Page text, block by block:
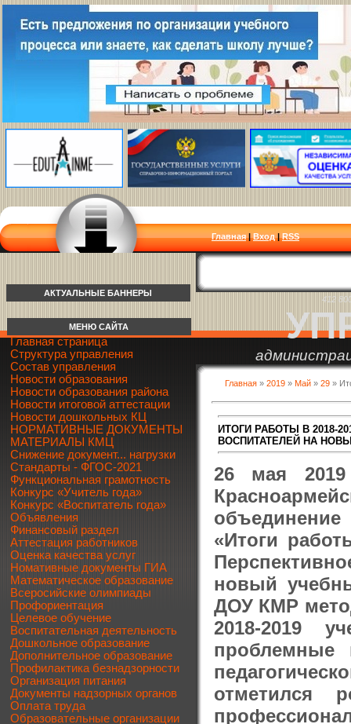
Главная |Вход|RSS
412
АКТУАЛЬНЫЕ БАННЕРЫ
Главная » 2019 » Май » 29 »
ИТОГИ РАБОТЫ В 2018-
ВОСПИТАТЕЛЕЙ НА
26 мая
«Итоги
новый
ДОУ КМР
2018-2019
проблемные
отметился
МЕНЮ САЙТА
Главная страница
Структура управления
Состав управления
Новости образования
Новости образования района
Новости итоговой аттестации
Новости дошкольных КЦ
НОРМАТИВНЫЕ ДОКУМЕНТЫ
МАТЕРИАЛЫ КМЦ
Снижение документ... нагрузки
Стандарты - ФГОС-2021
Функциональная грамотность
Конкурс «Учитель года»
Конкурс «Воспитатель года»
Объявления
Финансовый раздел
Аттестация работников
Оценка качества услуг
Номативные документы ГИА
Математическое образование
Всеросийские олимпиады
Профориентация
Целевое обучение
Воспитательная деятельность
Дошкольное образование
Дополнительное образование
Профилактика безнадзорности
Организация питания
Документы надзорных органов
Оплата труда
Образовательные организации